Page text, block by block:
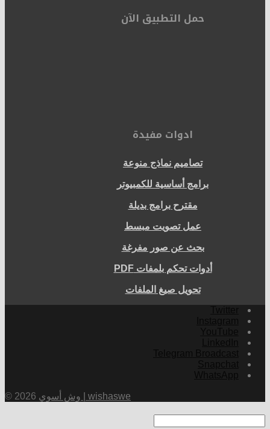
حمل التطبيق الآن
ادوات مفيدة
تصاميم نماذج منوعة
برامج أساسية للكمبيوتر
مقترح برامج بديلة
عمل تصويت مبسط
بحث عن صور مفرغة
أدوات تحكم بلمفات PDF
تحويل صيغ الملفات
© 2026 وش أسوي | wishaswe